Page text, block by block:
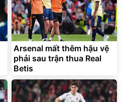
Arsenal mất thêm hậu vệ
phải sau trận thua Real
Betis